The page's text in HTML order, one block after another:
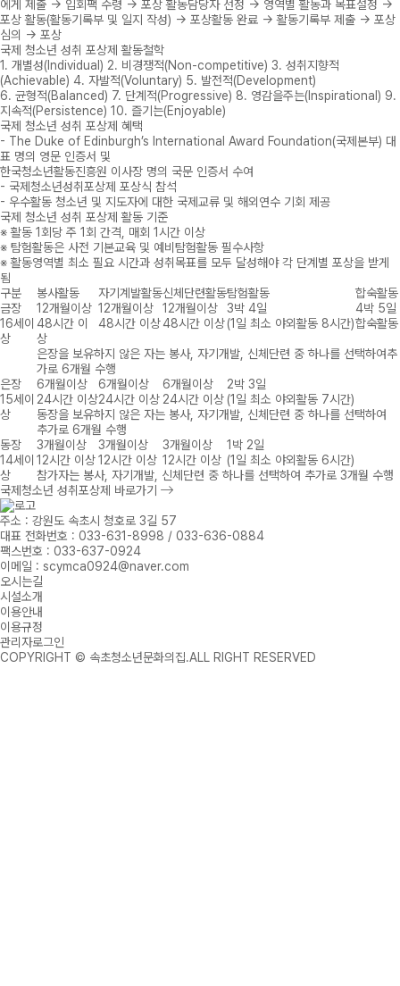
에게 제출 → 입회팩 수령 → 포상 활동담당자 선정 → 영역별 활동과 목표설정 →
포상 활동(활동기록부 및 일지 작성) → 포상활동 완료 → 활동기록부 제출 → 포상
심의 → 포상
국제 청소년 성취 포상제 활동철학
1. 개별성(Individual) 2. 비경쟁적(Non-competitive) 3. 성취지향적
(Achievable) 4. 자발적(Voluntary) 5. 발전적(Development)
6. 균형적(Balanced) 7. 단계적(Progressive) 8. 영감을주는(Inspirational) 9.
지속적(Persistence) 10. 즐기는(Enjoyable)
국제 청소년 성취 포상제 혜택
- The Duke of Edinburgh’s International Award Foundation(국제본부) 대
표 명의 영문 인증서 및
한국청소년활동진흥원 이사장 명의 국문 인증서 수여
- 국제청소년성취포상제 포상식 참석
- 우수활동 청소년 및 지도자에 대한 국제교류 및 해외연수 기회 제공
국제 청소년 성취 포상제 활동 기준
※ 활동 1회당 주 1회 간격, 매회 1시간 이상
※ 탐험활동은 사전 기본교육 및 예비탐험활동 필수사항
※ 활동영역별 최소 필요 시간과 성취목표를 모두 달성해야 각 단계별 포상을 받게
됨
구분
봉사활동 자기계발활동신체단련활동탐험활동
합숙활동
금장
16세이
상
12개월이상
48시간 이
상
12개월이상
48시간 이상
12개월이상
48시간 이상
3박 4일
(1일 최소 야외활동 8시간)
4박 5일
합숙활동
은장을 보유하지 않은 자는 봉사, 자기개발, 신체단련 중 하나를 선택하여추
가로 6개월 수행
은장
15세이
상
6개월이상
24시간 이상
6개월이상
24시간 이상
6개월이상
24시간 이상
2박 3일
(1일 최소 야외활동 7시간)
동장을 보유하지 않은 자는 봉사, 자기개발, 신체단련 중 하나를 선택하여
추가로 6개월 수행
동장
14세이
상
3개월이상
12시간 이상
3개월이상
12시간 이상
3개월이상
12시간 이상
1박 2일
(1일 최소 야외활동 6시간)
참가자는 봉사, 자기개발, 신체단련 중 하나를 선택하여 추가로 3개월 수행
국제청소년 성취포상제 바로가기
주소 : 강원도 속초시 청호로 3길 57
대표 전화번호 : 033-631-8998 / 033-636-0884
팩스번호 : 033-637-0924
이메일 : scymca0924@naver.com
오시는길
시설소개
이용안내
이용규정
관리자로그인
COPYRIGHT © 속초청소년문화의집.ALL RIGHT RESERVED